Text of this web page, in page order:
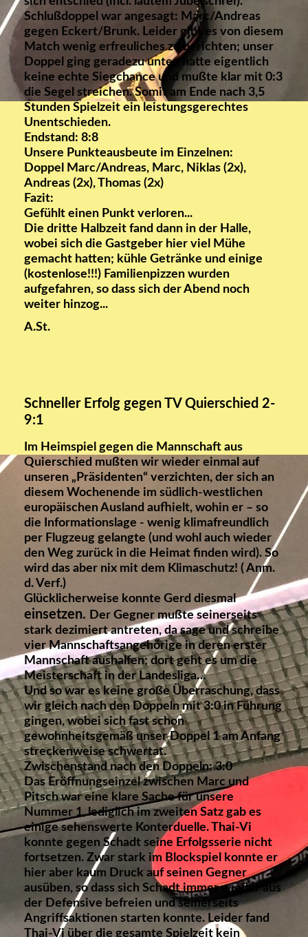
Schlußdoppel war angesagt: Marc/Andreas
gegen Eckert/Brunk. Leider gibt es von diesem
Match wenig erfreuliches zu berichten; unser
Doppel ging geradezu unter, hatte eigentlich
keine echte Siegchance und mußte klar mit 0:3
die Segel streichen. Somit am Ende nach 3,5
Stunden Spielzeit ein leistungsgerechtes
Unentschieden.
Endstand: 8:8
Unsere Punkteausbeute im Einzelnen:
Doppel Marc/Andreas, Marc, Niklas (2x),
Andreas (2x), Thomas (2x)
Fazit:
Gefühlt einen Punkt verloren...
Die dritte Halbzeit fand dann in der Halle,
wobei sich die Gastgeber hier viel Mühe
gemacht hatten; kühle Getränke und einige
(kostenlose!!!) Familienpizzen wurden
aufgefahren, so dass sich der Abend noch
weiter hinzog...
A.St.
Schneller Erfolg gegen TV Quierschied 2-
9:1
Im Heimspiel gegen die Mannschaft aus
Quierschied mußten wir wieder einmal auf
unseren „Präsidenten“ verzichten, der sich an
diesem Wochenende im südlich-westlichen
europäischen Ausland aufhielt, wohin er – so
die Informationslage - wenig klimafreundlich
per Flugzeug gelangte (und wohl auch wieder
den Weg zurück in die Heimat finden wird). So
wird das aber nix mit dem Klimaschutz! ( Anm.
d. Verf.)
Glücklicherweise konnte Gerd diesmal
einsetzen. Der Gegner mußte seinerseits
stark dezimiert antreten, da sage und schreibe
vier Mannschaftsangehörige in deren erster
Mannschaft aushalfen; dort geht es um die
Meisterschaft in der Landesliga…
Und so war es keine große Überraschung, dass
wir gleich nach den Doppeln mit 3:0 in Führung
gingen, wobei sich fast schon
gewohnheitsgemäß unser Doppel 1 am Anfang
streckenweise schwertat.
Zwischenstand nach den Doppeln: 3:0
Das Eröffnungseinzel zwischen Marc und
Pitsch war eine klare Sache für unsere
Nummer 1, lediglich im zweiten Satz gab es
einige sehenswerte Konterduelle. Thai-Vi
konnte gegen Schadt seine Erfolgsserie nicht
fortsetzen. Zwar stark im Blockspiel konnte er
hier aber kaum Druck auf seinen Gegner
ausüben, so dass sich Schadt immer wieder aus
der Defensive befreien und seinerseits
Angriffsaktionen starten konnte. Leider fand
Thai-Vi über die gesamte Spielzeit kein